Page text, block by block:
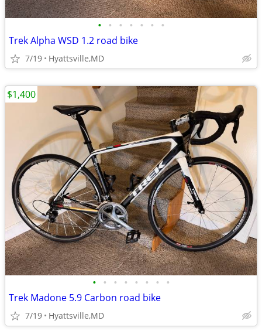
• • • • • • •
Trek Alpha WSD 1.2 road bike
7/19 Hyattsville,MD
• • • • • • • •
Trek Madone 5.9 Carbon road bike
7/19 Hyattsville,MD
$1,400